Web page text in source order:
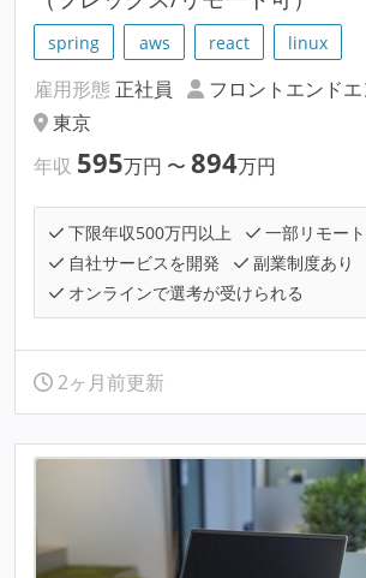
spring aws react linux
雇用形態 正社員
フロントエンド
東京
年収 595万円 〜 894万円
下限年収500万円以上
一部リモー
自社サービスを開発
副業制度あり
オンラインで選考が受けられる
2ヶ月前更新